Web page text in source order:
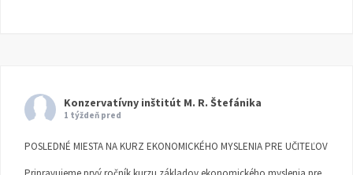
Konzervatívny inštitút M. R. Štefánika
1 týždeň pred
POSLEDNÉ MIESTA NA KURZ EKONOMICKÉHO MYSLENIA PRE UČITEĽOV